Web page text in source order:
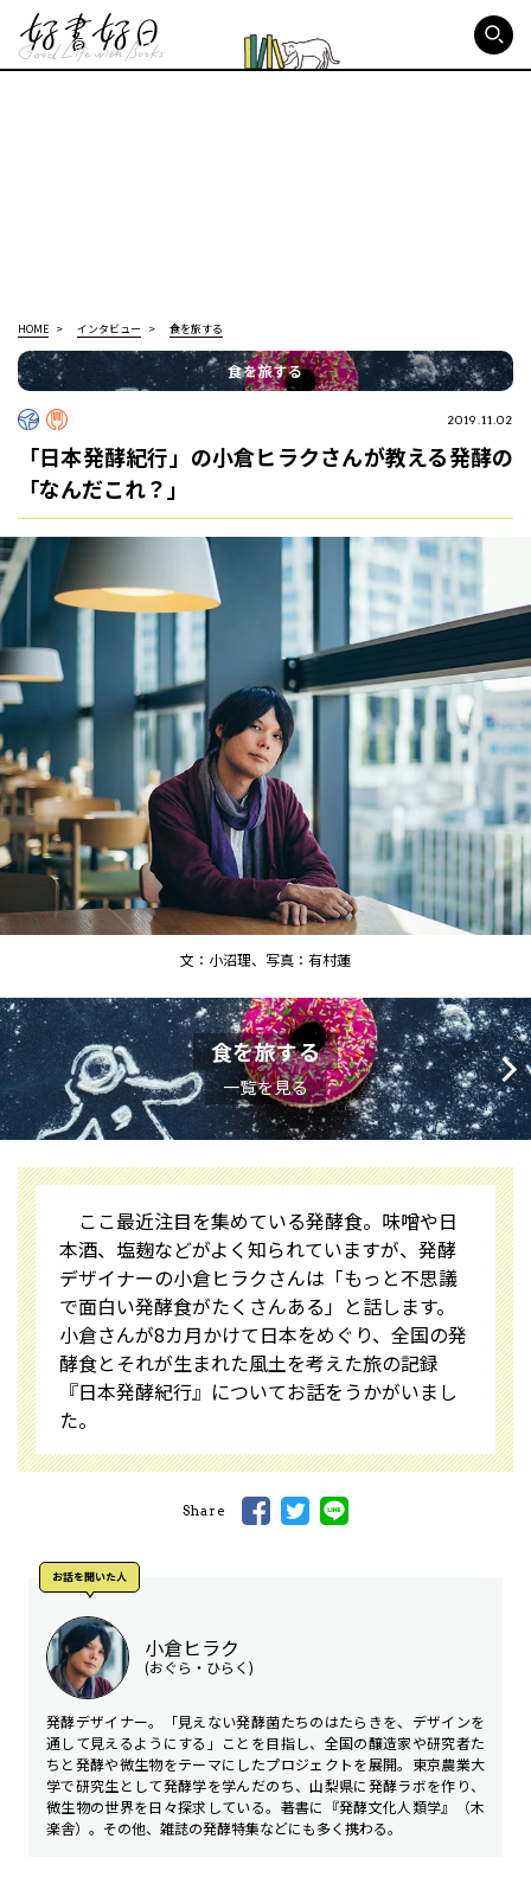
HOME インタビュー 食を旅する
食を旅する
2019.11.02
「日本発酵紀行」の小倉ヒラクさんが教える発酵の
「なんだこれ？」
文：小沼理、写真：有村蓮
食を旅する
一覧を見る
ここ最近注目を集めている発酵食。味噌や日
本酒、塩麹などがよく知られていますが、発酵
デザイナーの小倉ヒラクさんは「もっと不思議
で面白い発酵食がたくさんある」と話します。
小倉さんが8カ月かけて日本をめぐり、全国の発
酵食とそれが生まれた風土を考えた旅の記録
『日本発酵紀行』についてお話をうかがいまし
た。
Share
お話を聞いた⼈
小倉ヒラク
(おぐら・ひらく)
発酵デザイナー。「見えない発酵菌たちのはたらきを、デザインを
通して見えるようにする」ことを目指し、全国の醸造家や研究者た
ちと発酵や微生物をテーマにしたプロジェクトを展開。東京農業大
学で研究生として発酵学を学んだのち、山梨県に発酵ラボを作り、
微生物の世界を日々探求している。著書に『発酵文化人類学』（木
楽舎）。その他、雑誌の発酵特集などにも多く携わる。